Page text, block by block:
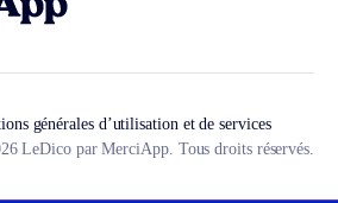
générales d’utilisation et de services
LeDico par MerciApp. Tous droits réservés.